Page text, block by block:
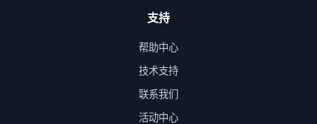
支持
帮助中心
技术支持
联系我们
活动中心